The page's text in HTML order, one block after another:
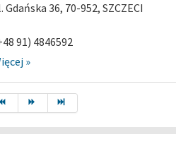
Gdańska 36, 70-952, SZCZECI
91) 4846592
»